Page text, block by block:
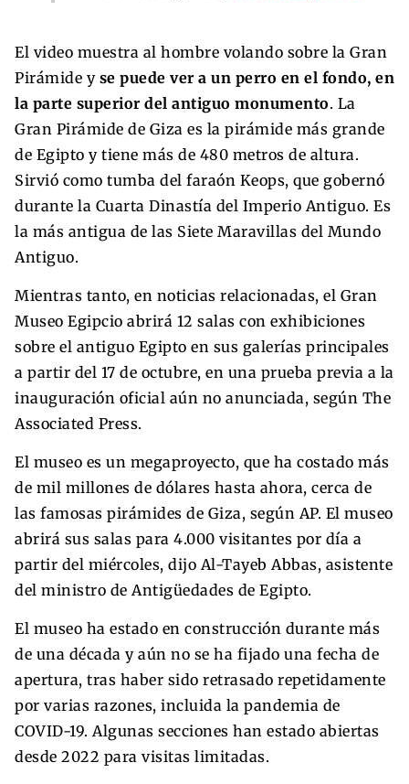
El video muestra al hombre volando sobre la Gran
Pirámide y se puede ver a un perro en el fondo, en
la parte superior del antiguo monumento. La
Gran Pirámide de Giza es la pirámide más grande
de Egipto y tiene más de 480 metros de altura.
Sirvió como tumba del faraón Keops, que gobernó
durante la Cuarta Dinastía del Imperio Antiguo. Es
la más antigua de las Siete Maravillas del Mundo
Antiguo.
Mientras tanto, en noticias relacionadas, el Gran
Museo Egipcio abrirá 12 salas con exhibiciones
sobre el antiguo Egipto en sus galerías principales
a partir del 17 de octubre, en una prueba previa a la
inauguración oficial aún no anunciada, según The
Associated Press.
El museo es un megaproyecto, que ha costado más
de mil millones de dólares hasta ahora, cerca de
las famosas pirámides de Giza, según AP. El museo
abrirá sus salas para 4.000 visitantes por día a
partir del miércoles, dijo Al-Tayeb Abbas, asistente
del ministro de Antigüedades de Egipto.
El museo ha estado en construcción durante más
de una década y aún no se ha fijado una fecha de
apertura, tras haber sido retrasado repetidamente
por varias razones, incluida la pandemia de
COVID-19. Algunas secciones han estado abiertas
desde 2022 para visitas limitadas.